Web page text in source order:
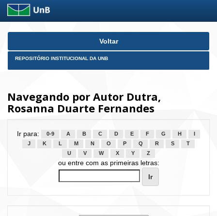
Skip
Voltar
REPOSITÓRIO INSTITUCIONAL DA UNB
Navegando por Autor Dutra,
Rosanna Duarte Fernandes
Ir para: 0-9 A B C D E F G H
J
K L M N O P Q R S
T
U
V W X Y Z
ou entre com as primeiras letras: